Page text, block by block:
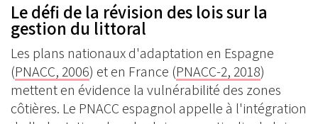
Le défi de la révision des lois sur la
gestion du littoral
Les plans nationaux d'adaptation en Espagne
(PNACC, 2006) et en France (PNACC-2, 2018)
mettent en évidence la vulnérabilité des zones
côtières. Le PNACC espagnol appelle à l'intégration